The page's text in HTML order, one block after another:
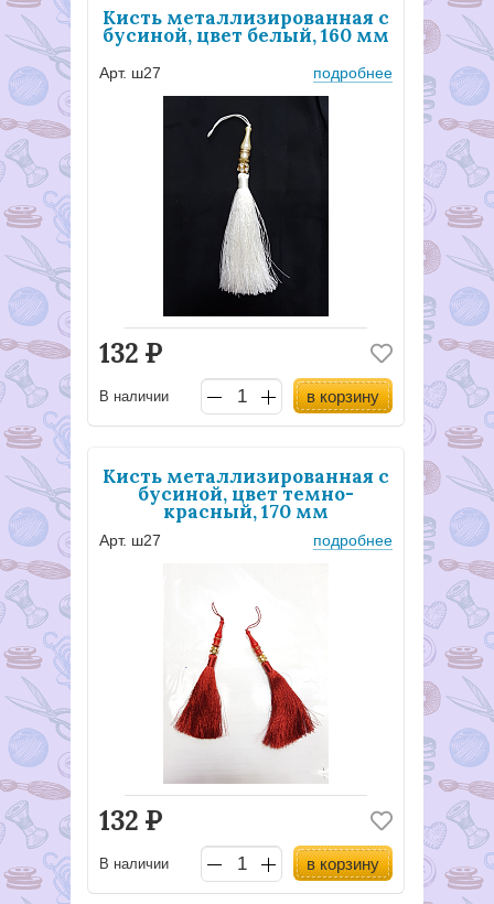
Кисть металлизированная с
бусиной, цвет белый, 160 мм
Арт. ш27 подробнее
132 Р
В наличии в корзину
Кисть металлизированная с
бусиной, цвет темно-
красный, 170 мм
Арт. ш27 подробнее
132 Р
В наличии в корзину